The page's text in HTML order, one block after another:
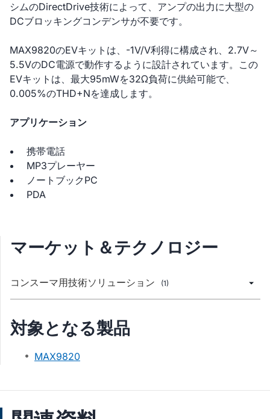
シムのDirectDrive技術によって、アンプの出力に大型の
DCブロッキングコンデンサが不要です。
MAX9820のEVキットは、-1V/V利得に構成され、2.7V～
5.5VのDC電源で動作するように設計されています。この
EVキットは、最大95mWを32Ω負荷に供給可能で、
0.005%のTHD+Nを達成します。
アプリケーション
携帯電話
MP3プレーヤー
ノートブックPC
PDA
マーケット＆テクノロジー
コンスーマ用技術ソリューション (1)
対象となる製品
MAX9820